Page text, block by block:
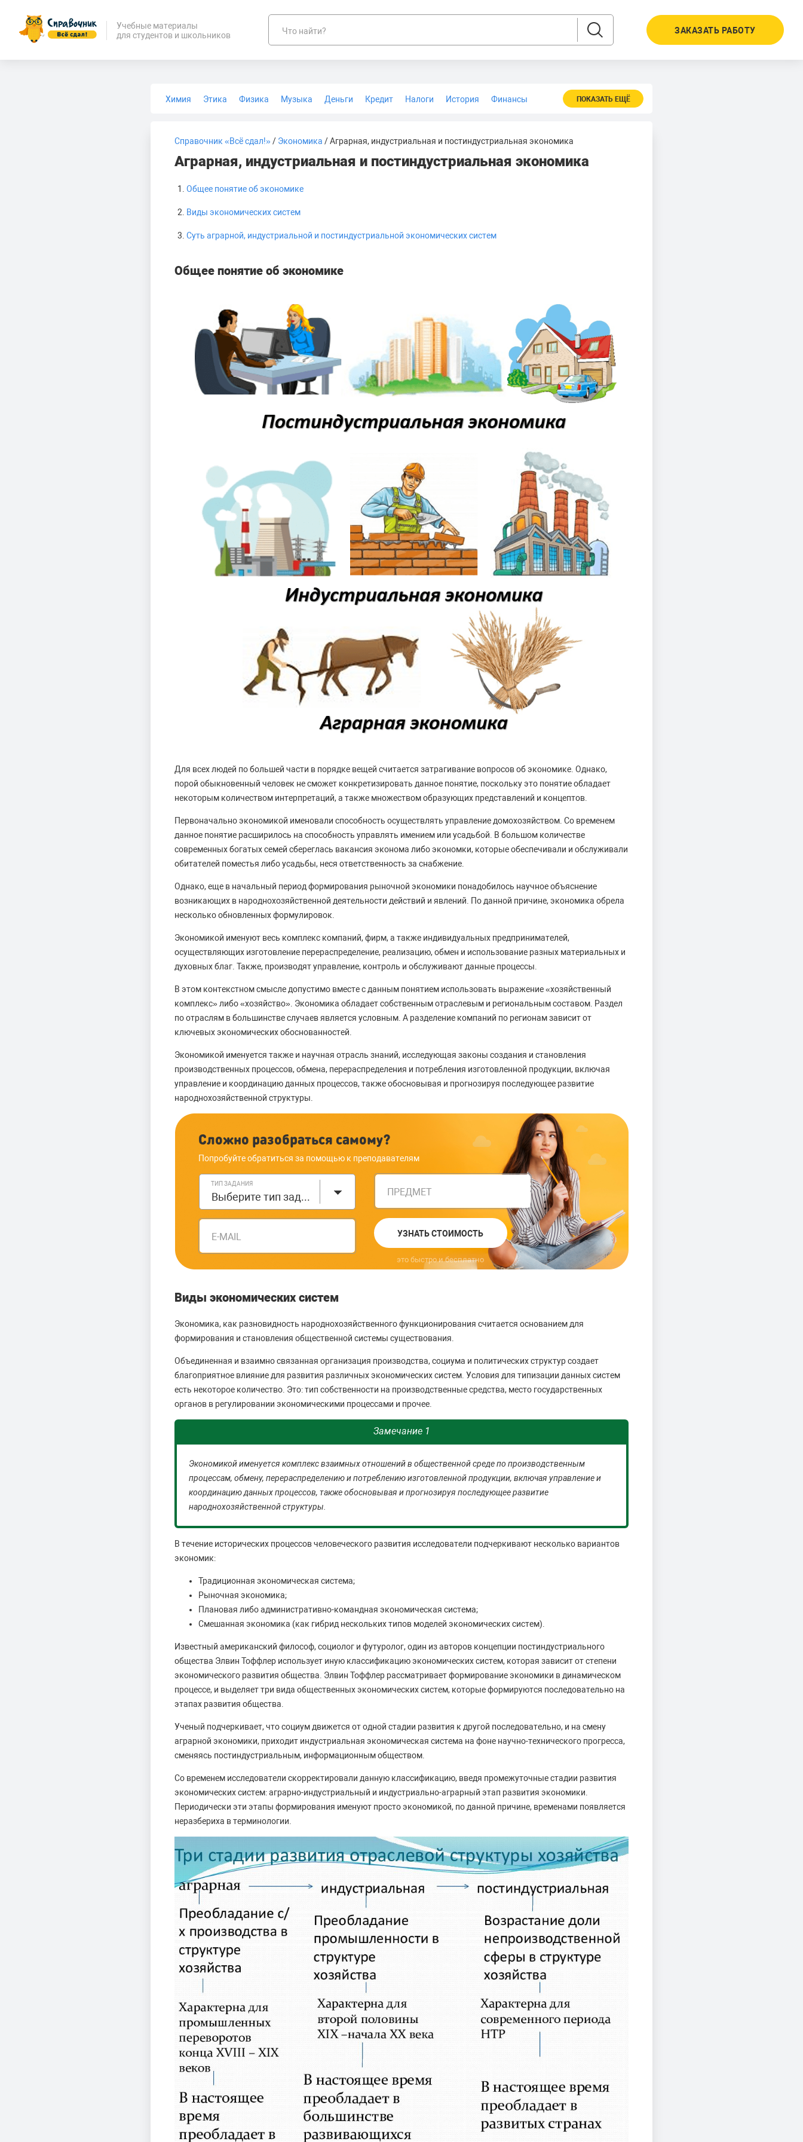
Учебные материалы
для студентов и школьников
Что найти? ЗАКАЗАТЬ РАБОТУ
Химия Этика Физика Музыка Деньги Кредит Налоги История
Финансы
ПОКАЗАТЬ ЕЩЁ
Справочник «Всё сдал!»/ Экономика / Аграрная, индустриальная и постиндустриальная экономика
Аграрная, индустриальная и постиндустриальная экономика
Общее понятие об экономике
Виды экономических систем
Суть аграрной, индустриальной и постиндустриальной экономических систем
Общее понятие об экономике
Для всех людей по большей части в порядке вещей считается затрагивание вопросов об экономике. Однако,
порой обыкновенный человек не сможет конкретизировать данное понятие, поскольку это понятие обладает
некоторым количеством интерпретаций, а также множеством образующих представлений и концептов.
Первоначально экономикой именовали способность осуществлять управление домохозяйством. Со временем
данное понятие расширилось на способность управлять имением или усадьбой. В большом количестве
современных богатых семей сбереглась вакансия эконома либо экономки, которые обеспечивали и обслуживали
обитателей поместья либо усадьбы, неся ответственность за снабжение.
Однако, еще в начальный период формирования рыночной экономики понадобилось научное объяснение
возникающих в народнохозяйственной деятельности действий и явлений. По данной причине, экономика обрела
несколько обновленных формулировок.
Экономикой именуют весь комплекс компаний, фирм, а также индивидуальных предпринимателей,
осуществляющих изготовление перераспределение, реализацию, обмен и использование разных материальных и
духовных благ. Также, производят управление, контроль и обслуживают данные процессы.
В этом контекстном смысле допустимо вместе с данным понятием использовать выражение «хозяйственный
комплекс» либо «хозяйство». Экономика обладает собственным отраслевым и региональным составом. Раздел
по отраслям в большинстве случаев является условным. А разделение компаний по регионам зависит от
ключевых экономических обоснованностей.
Экономикой именуется также и научная отрасль знаний, исследующая законы создания и становления
производственных процессов, обмена, перераспределения и потребления изготовленной продукции, включая
управление и координацию данных процессов, также обосновывая и прогнозируя последующее развитие
народнохозяйственной структуры.
Сложно разобраться самому?
Попробуйте обратиться за помощью к преподавателям
ТИП ЗАДАНИЯ
Выберите тип задания ПРЕДМЕТ
E-MAIL УЗНАТЬ СТОИМОСТЬ
это быстро и бесплатно
Виды экономических систем
Экономика, как разновидность народнохозяйственного функционирования считается основанием для
формирования и становления общественной системы существования.
Объединенная и взаимно связанная организация производства, социума и политических структур создает
благоприятное влияние для развития различных экономических систем. Условия для типизации данных систем
есть некоторое количество. Это: тип собственности на производственные средства, место государственных
органов в регулировании экономическими процессами и прочее.
Замечание 1
Экономикой именуется комплекс взаимных отношений в общественной среде по производственным
процессам, обмену, перераспределению и потреблению изготовленной продукции, включая управление и
координацию данных процессов, также обосновывая и прогнозируя последующее развитие
народнохозяйственной структуры.
В течение исторических процессов человеческого развития исследователи подчеркивают несколько вариантов
экономик:
Традиционная экономическая система;
Рыночная экономика;
Плановая либо административно-командная экономическая система;
Смешанная экономика (как гибрид нескольких типов моделей экономических систем).
Известный американский философ, социолог и футуролог, один из авторов концепции постиндустриального
общества Элвин Тоффлер использует иную классификацию экономических систем, которая зависит от степени
экономического развития общества. Элвин Тоффлер рассматривает формирование экономики в динамическом
процессе, и выделяет три вида общественных экономических систем, которые формируются последовательно на
этапах развития общества.
Ученый подчеркивает, что социум движется от одной стадии развития к другой последовательно, и на смену
аграрной экономики, приходит индустриальная экономическая система на фоне научно-технического прогресса,
сменяясь постиндустриальным, информационным обществом.
Со временем исследователи скорректировали данную классификацию, введя промежуточные стадии развития
экономических систем: аграрно-индустриальный и индустриально-аграрный этап развития экономики.
Периодически эти этапы формирования именуют просто экономикой, по данной причине, временами появляется
неразбериха в терминологии.